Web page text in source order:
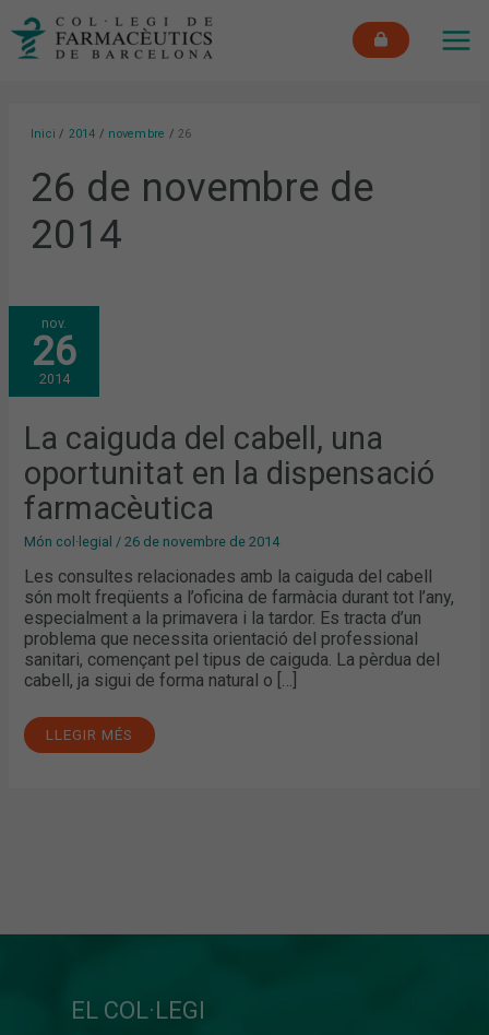
Inici 2014 novembre 26
26 de novembre de
2014
nov.
26
2014
La caiguda del cabell, una
oportunitat en la dispensació
farmacèutica
Món col·legial /26 de novembre de 2014
Les consultes relacionades amb la caiguda del cabell
són molt freqüents a l’oficina de farmàcia durant tot l’any,
especialment a la primavera i la tardor. Es tracta d’un
problema que necessita orientació del professional
sanitari, començant pel tipus de caiguda. La pèrdua del
cabell, ja sigui de forma natural o […]
LA
CAIGUDA
DEL
CABELL,
UNA
OPORTUNITAT
EN
DISPENSACIÓ
FARMACÈUTICA
LLEGIR MÉS
EL COL·LEGI